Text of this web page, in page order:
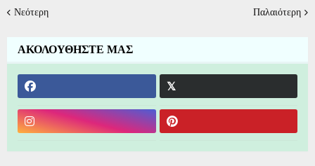
Νεότερη Παλαιότερη
ΑΚΟΛΟΥΘΗΣΤΕ ΜΑΣ